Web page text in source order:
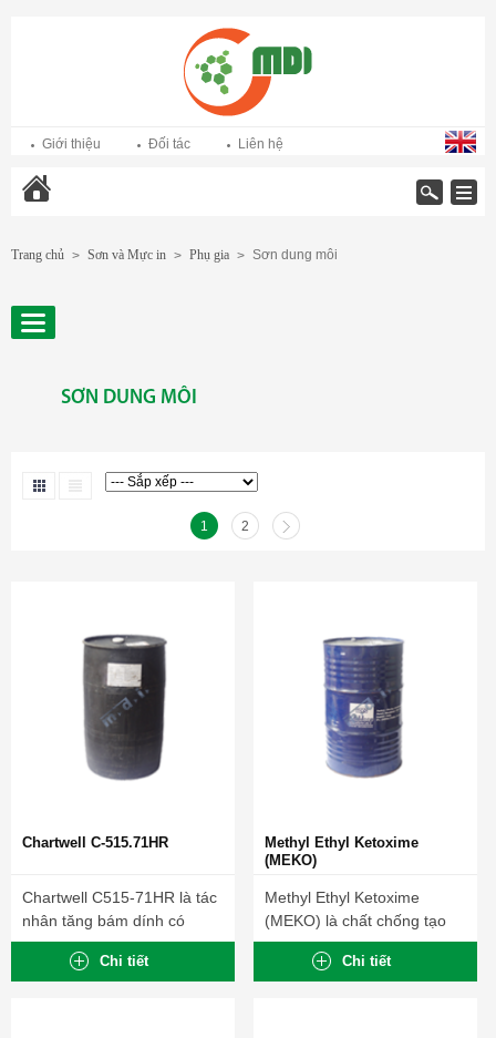
Giới thiệu Đối tác Liên hệ
Trang chủ > Sơn và Mực in > Phụ gia > Sơn dung môi
SƠN DUNG MÔI
1 2
Chartwell C-515.71HR
Chartwell C515-71HR là tác
nhân tăng bám dính có
bản...
Chi tiết
Methyl Ethyl Ketoxime
(MEKO)
Methyl Ethyl Ketoxime
(MEKO) là chất chống tạo
màng cho...
Chi tiết